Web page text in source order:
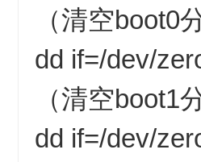
（清空boot0
dd if=/dev/
（清空boot1
dd if=/dev/